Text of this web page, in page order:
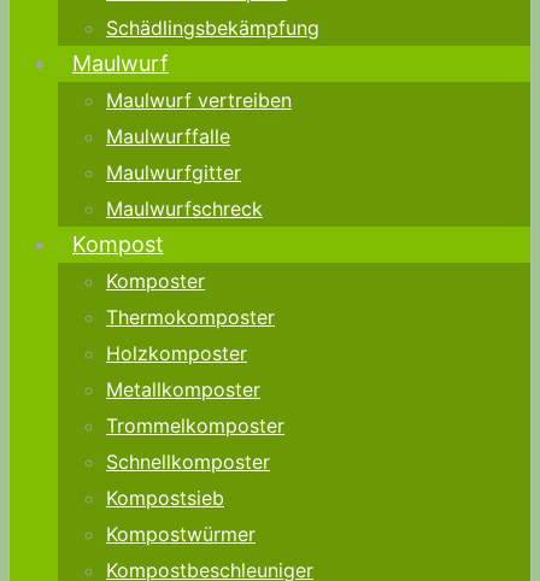
Schädlingsbekämpfung
Maulwurf
Maulwurf vertreiben
Maulwurffalle
Maulwurfgitter
Maulwurfschreck
Kompost
Komposter
Thermokomposter
Holzkomposter
Metallkomposter
Trommelkomposter
Schnellkomposter
Kompostsieb
Kompostwürmer
Kompostbeschleuniger